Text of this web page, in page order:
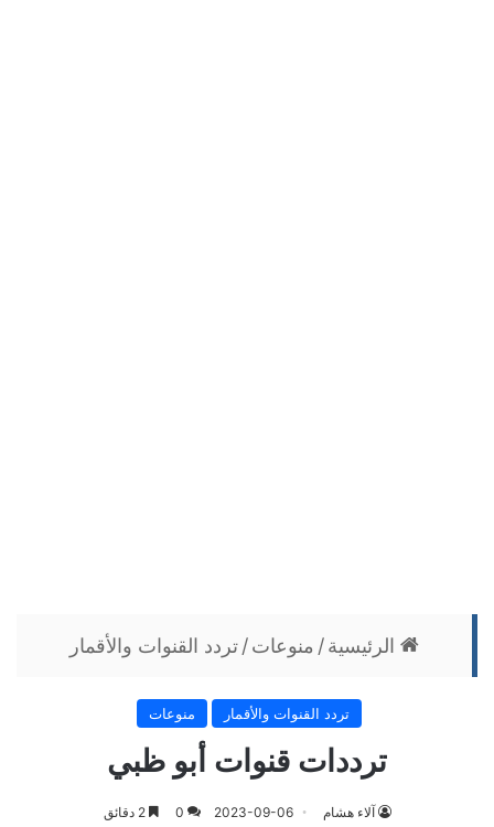
الرئيسية/ منوعات/تردد القنوات والأقمار
تردد القنوات والأقمار منوعات
ترددات قنوات أبو ظبي
آلاء هشام 2023-09-06
0 2 دقائق